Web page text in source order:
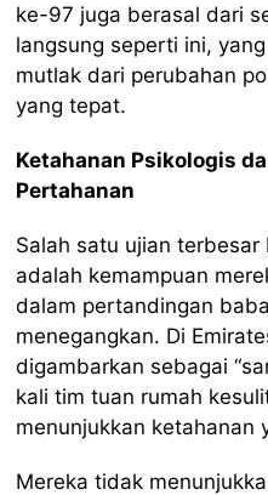
ke-97 juga berasal dari
langsung seperti ini,
mutlak dari perubahan
yang tepat.
Ketahanan Psikologis
Pertahanan
Salah satu ujian
adalah kemampuan
dalam pertandingan
menegangkan. Di
digambarkan sebagai
kali tim tuan rumah
menunjukkan ketahanan
Mereka tidak